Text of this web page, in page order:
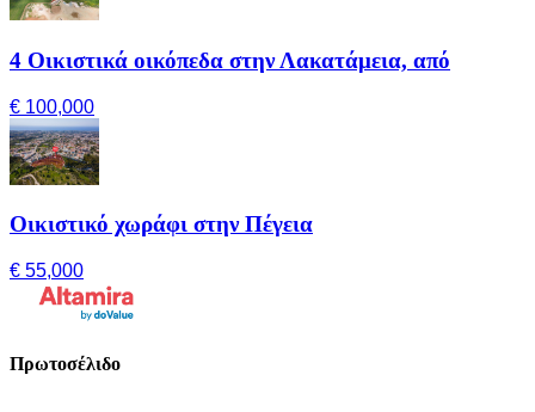
4 Οικιστικά οικόπεδα στην Λακατάμεια, από
€ 100,000
Οικιστικό χωράφι στην Πέγεια
€ 55,000
Πρωτοσέλιδο